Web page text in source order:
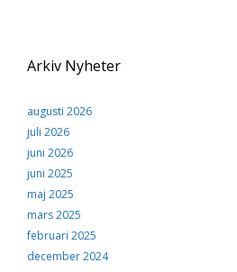
Arkiv Nyheter
augusti 2026
juli 2026
juni 2026
juni 2025
maj 2025
mars 2025
februari 2025
december 2024